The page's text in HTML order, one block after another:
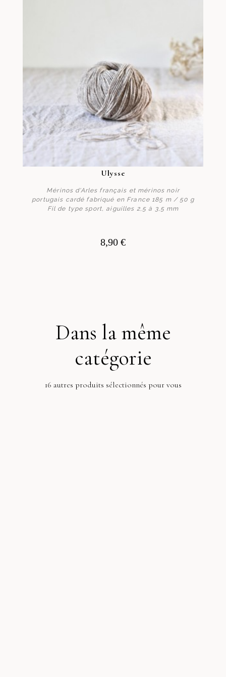
Ulysse
Mérinos d'Arles français et mérinos noir
portugais cardé fabriqué en France 185 m / 50 g
Fil de type sport, aiguilles 2,5 à 3,5 mm
8,90 €
Dans la même
catégorie
16 autres produits sélectionnés pour vous